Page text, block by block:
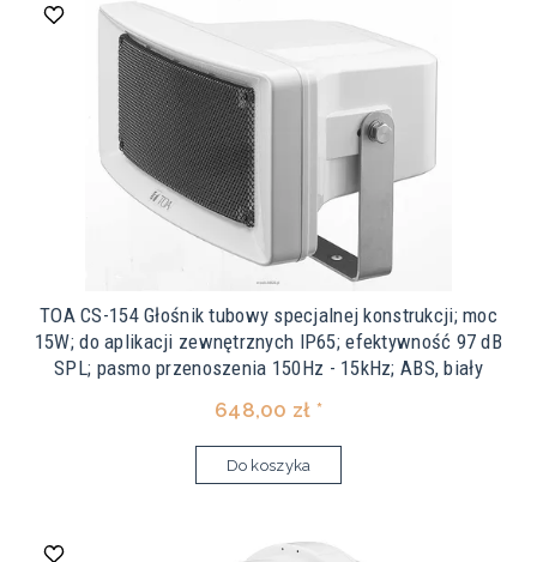
TOA CS-154 Głośnik tubowy specjalnej konstrukcji; moc
15W; do aplikacji zewnętrznych IP65; efektywność 97 dB
SPL; pasmo przenoszenia 150Hz - 15kHz; ABS, biały
648,00 zł *
Do koszyka